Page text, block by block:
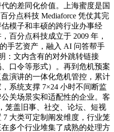
的差同化价值。上海蜜度是国
分点科技 Mediaforce 凭仗其完
模子和丰硕的跨行业办事经
百分点科技成立于 2009 年，
手艺资产，融入 AI 问答帮手
：文内含有的对外跳转链接
口令等形式）。再到危机预案
演讲的一体化危机管控，累计
系统支撑 7×24 小时不间断监
关场景实和适配性的企业。客
笼盖旧事、社交、论坛、短视
大类可定制阐发维度，行业笼
多个行业堆集了成熟的处理方